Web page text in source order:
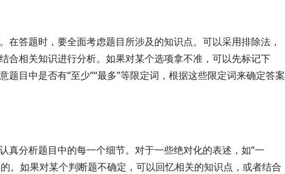
答题时，要全面考虑题目所涉及的知识点。可以采用排除法，
合相关知识进行分析。如果对某个选项拿不准，可以先标记下
目中是否有“至少”“最多”等限定词，根据这些限定词来确定答案
真分析题目中的每一个细节。对于一些绝对化的表述，如“一
。如果对某个判断题不确定，可以回忆相关的知识点，或者结合